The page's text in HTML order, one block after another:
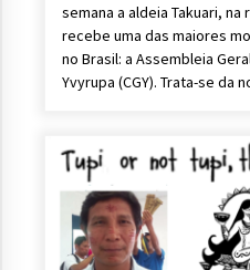
semana a aldeia Takuari, na
recebe uma das maiores
no Brasil: a Assembleia
Yvyrupa (CGY). Trata-se da